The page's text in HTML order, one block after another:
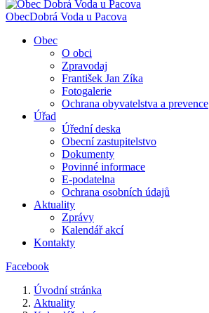
ObecDobrá Voda u Pacova
Obec
O obci
Zpravodaj
František Jan Zíka
Fotogalerie
Ochrana obyvatelstva a prevence
Úřad
Úřední deska
Obecní zastupitelstvo
Dokumenty
Povinné informace
E-podatelna
Ochrana osobních údajů
Aktuality
Zprávy
Kalendář akcí
Kontakty
Facebook
Úvodní stránka
Aktuality